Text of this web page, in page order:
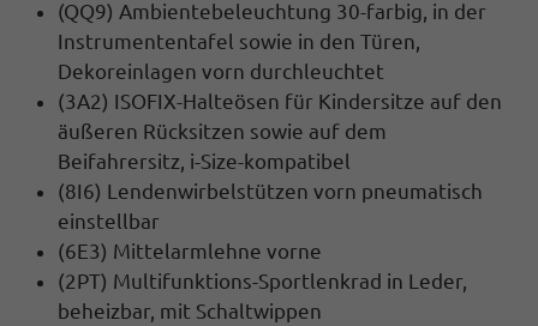
(QQ9) Ambientebeleuchtung 30-farbig, in der
Instrumententafel sowie in den Türen,
Dekoreinlagen vorn durchleuchtet
(3A2) ISOFIX-Halteösen für Kindersitze auf den
äußeren Rücksitzen sowie auf dem
Beifahrersitz, i-Size-kompatibel
(8I6) Lendenwirbelstützen vorn pneumatisch
einstellbar
(6E3) Mittelarmlehne vorne
(2PT) Multifunktions-Sportlenkrad in Leder,
beheizbar, mit Schaltwippen